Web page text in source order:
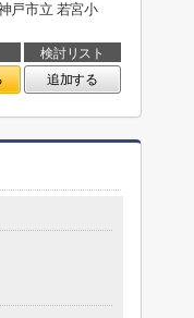
戸市立 若宮小
検討リスト
追加する